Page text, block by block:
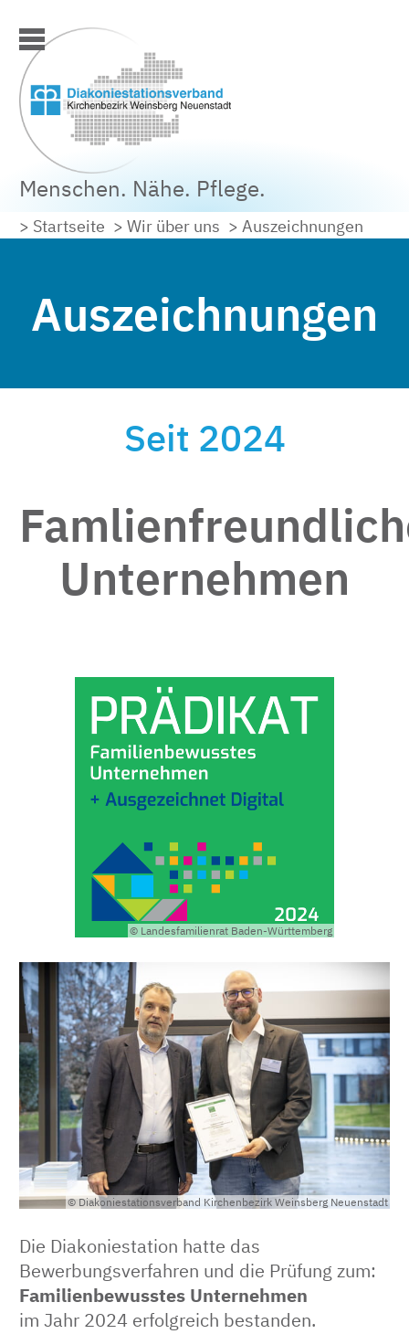
Menschen. Nähe. Pflege.
> Startseite > Wir über uns > Auszeichnungen
Auszeichnungen
Seit 2024
Unternehmen
© Landesfamilienrat Baden-Württemberg
© Diakoniestationsverband Kirchenbezirk Weinsberg Neuenstadt
Die Diakoniestation hatte das
Bewerbungsverfahren und die Prüfung zum:
Familienbewusstes Unternehmen
im Jahr 2024 erfolgreich bestanden.